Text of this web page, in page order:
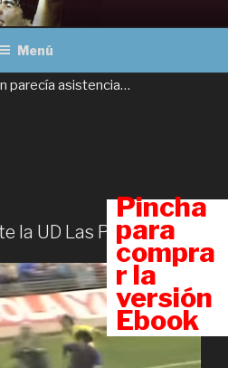
Pincha
para
compra
r la
versión
Ebook
OBRAS
Menú
parecía asistencia…
la UD Las Palmas